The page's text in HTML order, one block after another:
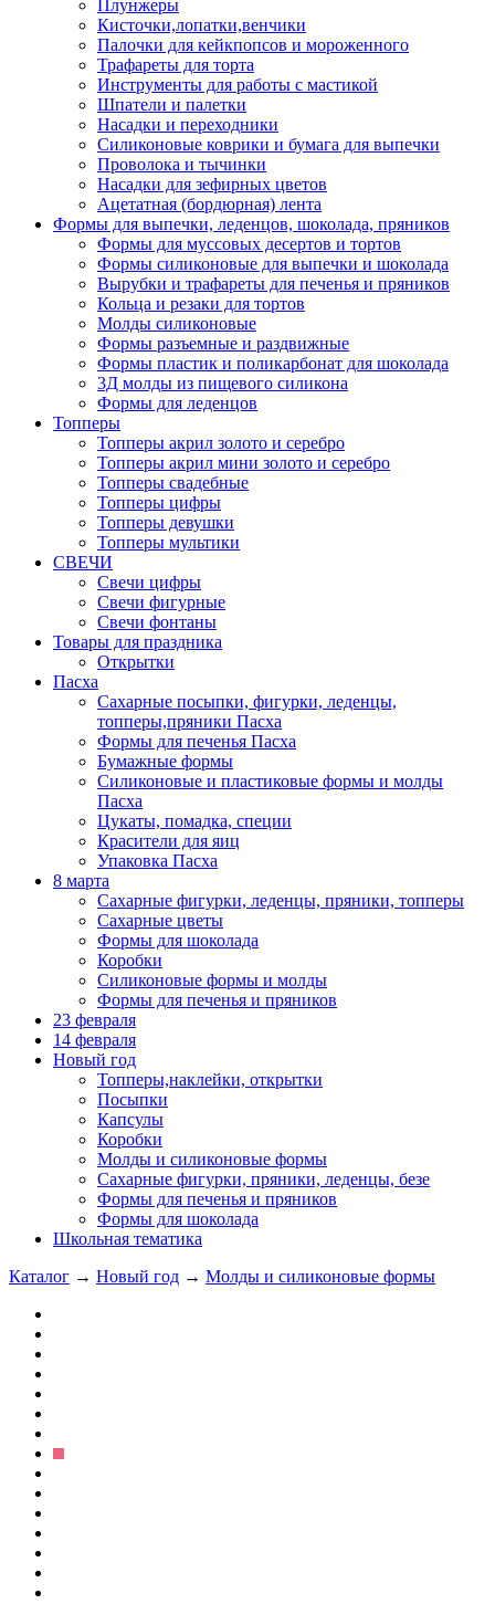
Плунжеры
Кисточки,лопатки,венчики
Палочки для кейкпопсов и мороженного
Трафареты для торта
Инструменты для работы с мастикой
Шпатели и палетки
Насадки и переходники
Силиконовые коврики и бумага для выпечки
Проволока и тычинки
Насадки для зефирных цветов
Ацетатная (бордюрная) лента
Формы для выпечки, леденцов, шоколада, пряников
Формы для муссовых десертов и тортов
Формы силиконовые для выпечки и шоколада
Вырубки и трафареты для печенья и пряников
Кольца и резаки для тортов
Молды силиконовые
Формы разъемные и раздвижные
Формы пластик и поликарбонат для шоколада
3Д молды из пищевого силикона
Формы для леденцов
Топперы
Топперы акрил золото и серебро
Топперы акрил мини золото и серебро
Топперы свадебные
Топперы цифры
Топперы девушки
Топперы мультики
СВЕЧИ
Свечи цифры
Свечи фигурные
Свечи фонтаны
Товары для праздника
Открытки
Пасха
Сахарные посыпки, фигурки, леденцы,
топперы,пряники Пасха
Формы для печенья Пасха
Бумажные формы
Силиконовые и пластиковые формы и молды
Пасха
Цукаты, помадка, специи
Красители для яиц
Упаковка Пасха
8 марта
Сахарные фигурки, леденцы, пряники, топперы
Сахарные цветы
Формы для шоколада
Коробки
Силиконовые формы и молды
Формы для печенья и пряников
23 февраля
14 февраля
Новый год
Топперы,наклейки, открытки
Посыпки
Капсулы
Коробки
Молды и силиконовые формы
Сахарные фигурки, пряники, леденцы, безе
Формы для печенья и пряников
Формы для шоколада
Школьная тематика
Каталог → Новый год → Молды и силиконовые формы